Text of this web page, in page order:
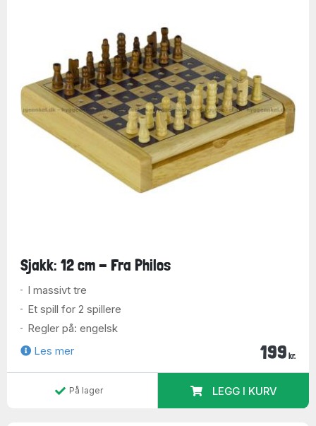
Sjakk: 12 cm - Fra Philos
I massivt tre
Et spill for 2 spillere
Regler på: engelsk
Les mer
199 kr.
På lager LEGG I KURV